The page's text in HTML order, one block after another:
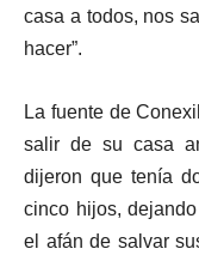
casa a todos, nos
hacer”.
La fuente de
salir de su casa
dijeron que tenía
cinco hijos,
el afán de salvar